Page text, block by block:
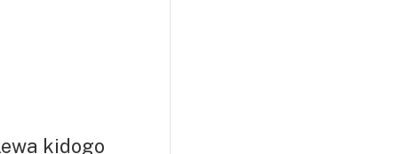
kidogo